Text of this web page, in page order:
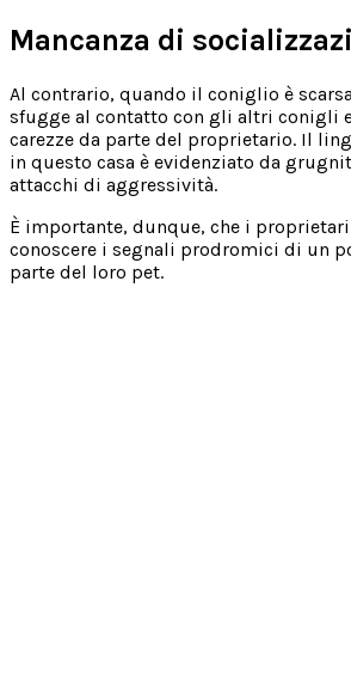
Mancanza di
Al contrario, quando il coniglio è
sfugge al contatto con gli altri conigli
carezze da parte del proprietario. Il
in questo casa è evidenziato da
attacchi di aggressività.
È importante, dunque, che i
conoscere i segnali prodromici di un
parte del loro pet.